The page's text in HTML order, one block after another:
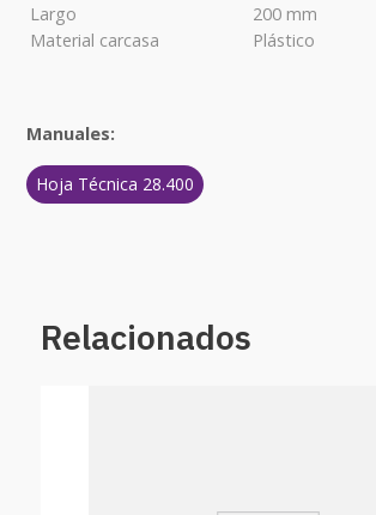
Largo
200 mm
Material carcasa
Plástico
Manuales:
Hoja Técnica 28.400
Relacionados